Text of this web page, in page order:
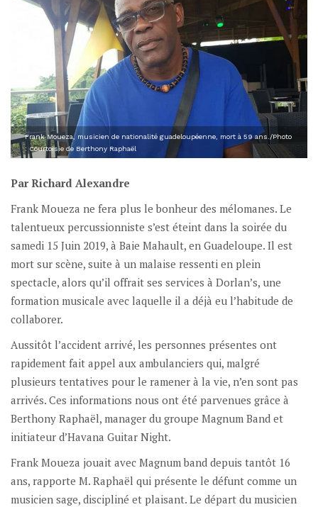
Frank Moueza, musicien de nationalité guadeloupéenne, mort à 59 ans./Photo
: Courtoisie de Berthony Raphaël
Par Richard Alexandre
Frank Moueza ne fera plus le bonheur des mélomanes. Le
talentueux percussionniste s’est éteint dans la soirée du
samedi 15 Juin 2019, à Baie Mahault, en Guadeloupe. Il est
mort sur scène, suite à un malaise ressenti en plein
spectacle, alors qu’il offrait ses services à Dorlan’s, une
formation musicale avec laquelle il a déjà eu l’habitude de
collaborer.
Aussitôt l’accident arrivé, les personnes présentes ont
rapidement fait appel aux ambulanciers qui, malgré
plusieurs tentatives pour le ramener à la vie, n’en sont pas
arrivés. Ces informations nous ont été parvenues grâce à
Berthony Raphaël, manager du groupe Magnum Band et
initiateur d’Havana Guitar Night.
Frank Moueza jouait avec Magnum band depuis tantôt 16
ans, rapporte M. Raphaël qui présente le défunt comme un
musicien sage, discipliné et plaisant. Le départ du musicien